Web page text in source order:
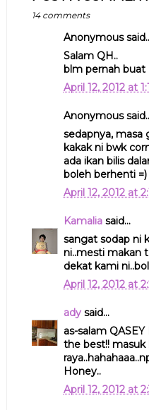
14 comments
Anonymous
Salam QH..
blm pernah buat
April 12, 2012 at
Anonymous
sedapnya, masa
kakak ni bwk
ada ikan bilis
boleh berhenti =)
April 12, 2012 at
Kamaliasaid...
sangat sodap ni
ni..mesti makan
dekat kami
April 12, 2012 at
adysaid...
as-salam QASEY
the best!! masuk
Honey..
April 12, 2012 at